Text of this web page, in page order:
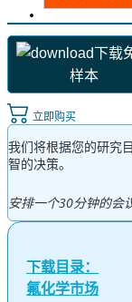
下载
样本
立即购买
我们将根据您的研究
智的决策。
安排一个30分钟的会
下载目录：
氟化学市场